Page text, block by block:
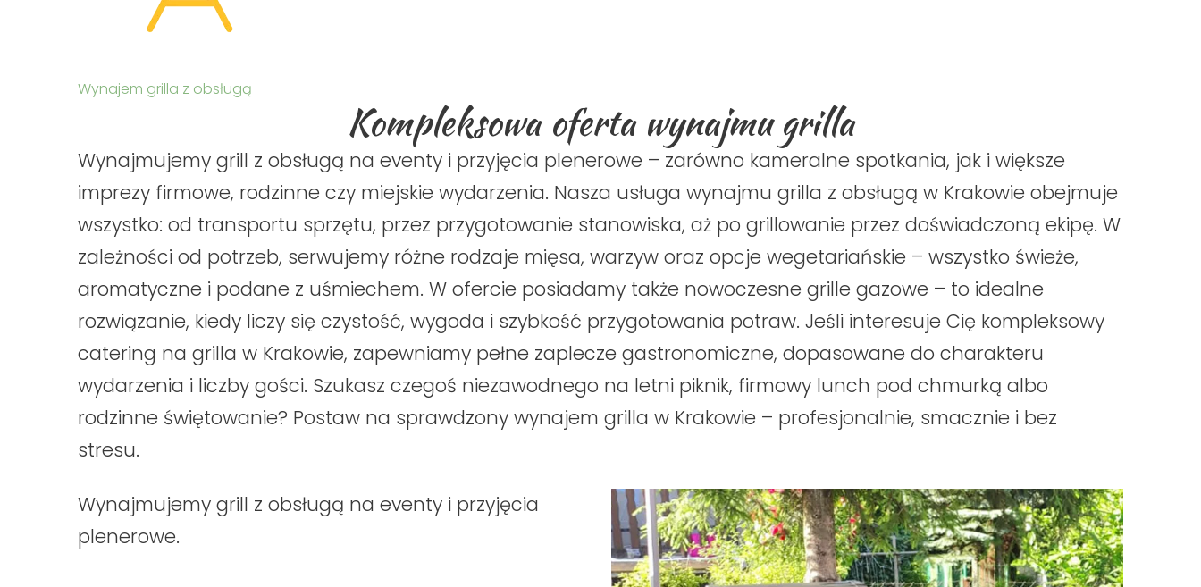
Wynajem grilla z obsługą
Kompleksowa oferta wynajmu grilla
Wynajmujemy grill z obsługą na eventy i przyjęcia plenerowe – zarówno kameralne spotkania, jak i większe
imprezy firmowe, rodzinne czy miejskie wydarzenia. Nasza usługa wynajmu grilla z obsługą w Krakowie obejmuje
wszystko: od transportu sprzętu, przez przygotowanie stanowiska, aż po grillowanie przez doświadczoną ekipę. W
zależności od potrzeb, serwujemy różne rodzaje mięsa, warzyw oraz opcje wegetariańskie – wszystko świeże,
aromatyczne i podane z uśmiechem. W ofercie posiadamy także nowoczesne grille gazowe – to idealne
rozwiązanie, kiedy liczy się czystość, wygoda i szybkość przygotowania potraw. Jeśli interesuje Cię kompleksowy
catering na grilla w Krakowie, zapewniamy pełne zaplecze gastronomiczne, dopasowane do charakteru
wydarzenia i liczby gości. Szukasz czegoś niezawodnego na letni piknik, firmowy lunch pod chmurką albo
rodzinne świętowanie? Postaw na sprawdzony wynajem grilla w Krakowie – profesjonalnie, smacznie i bez
stresu.
Wynajmujemy grill z obsługą na eventy i przyjęcia
plenerowe.